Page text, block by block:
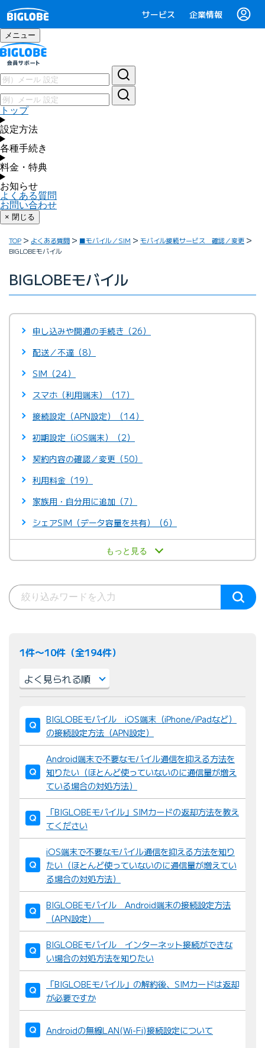
サービス 企業情報
メニュー
トップ
設定方法
各種手続き
料金・特典
お知らせ
よくある質問
お問い合わせ
× 閉じる
TOP よくある質問 ■モバイル／SIM
モバイル接続サービス 確認／変更
BIGLOBEモバイル
BIGLOBEモバイル
申し込みや開通の手続き（26）
配送／不達（8）
SIM（24）
スマホ（利用端末）（17）
接続設定（APN設定）（14）
初期設定（iOS端末）（2）
契約内容の確認／変更（50）
利用料金（19）
家族用・自分用に追加（7）
シェアSIM（データ容量を共有）（6）
もっと見る
1件〜10件（全194件）
び
替
：
BIGLOBEモバイル iOS端末（iPhone/iPadなど）
の接続設定方法（APN設定）
Android端末で不要なモバイル通信を抑える方法を
知りたい（ほとんど使っていないのに通信量が増え
ている場合の対処方法）
「BIGLOBEモバイル」SIMカードの返却方法を教え
てください
iOS端末で不要なモバイル通信を抑える方法を知り
たい（ほとんど使っていないのに通信量が増えてい
る場合の対処方法）
BIGLOBEモバイル Android端末の接続設定方法
（APN設定）
BIGLOBEモバイル インターネット接続ができな
い場合の対処方法を知りたい
「BIGLOBEモバイル」の解約後、SIMカードは返却
が必要ですか
Androidの無線LAN(Wi-Fi)接続設定について